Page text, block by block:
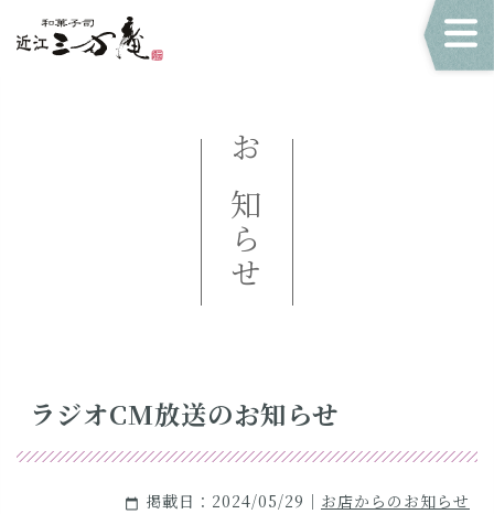
お知らせ
ラジオCM放送のお知らせ
calendar_today 掲載日：2024/05/29｜ お店からのお知らせ